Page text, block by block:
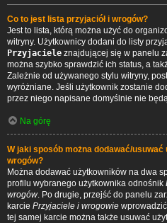
Co to jest lista przyjaciół i wrogów?
Jest to lista, którą można użyć do
witryny. Użytkownicy dodani do listy
Przyjaciele znajdującej się w panelu
można szybko sprawdzić ich status, a
Zależnie od używanego stylu witryny,
wyróżniane. Jeśli użytkownik zostanie
przez niego napisane domyślnie nie
Na górę
W jaki sposób można dodawać/
wrogów?
Można dodawać użytkowników na dwa
profilu wybranego użytkownika odnośnik
wrogów. Po drugie, przejść do panelu
karcie Przyjaciele i wrogowie
tej samej karcie można także usuwać